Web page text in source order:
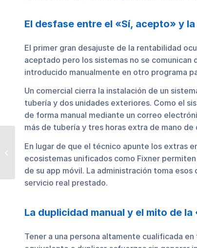
El desfase entre el «Sí, acepto» y
El primer gran desajuste de la rentabilidad
aceptado pero los sistemas no se
introducido manualmente en otro programa
Un comercial cierra la instalación de un
tubería y dos unidades exteriores. Como el
de forma manual mediante un correo
más de tubería y tres horas extra de mano de
En lugar de que el técnico apunte los extras
ecosistemas unificados como Fixner
de su app móvil. La administración toma
servicio real prestado.
La duplicidad manual y el mito de
Tener a una persona altamente cualificada
Fixner 3.7.3: Cambios y
mejoras de la nueva
actualización